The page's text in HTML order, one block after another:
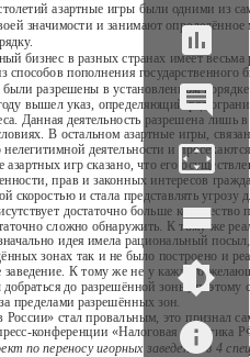
азартные игры были одними из
значимости и занимают определённое
бизнес в разных странах имеет
пополнения государственного
разрешены в установленном
вышел указ, определяющий ряд
Данная деятельность разрешена лишь
В остальном азартные игры,
деятельности и
азартных игр сказано, что его
прав и законных интересов
скоростью и стала представлять
достаточно больше количество
сложно обнаружить. К тому же
идея имела рациональный
зонах так и не было построено и
заведение. К тому же не у каждого
до разрешённой зоны, поэтому
пределами разрешённых зон.
стал провальным, это признал
конференции «Налоговая политика
по переносу игорных заведений в 4